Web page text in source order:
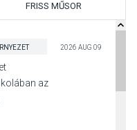
FRISS MŰSOR
2026 AUG 09
az